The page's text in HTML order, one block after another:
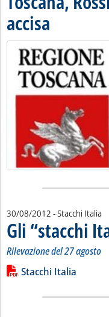
accisa . Pubblicata
30/08/2012 - Stacchi Italia
Gli “stacchi
Rilevazione del 27 agosto
Leggi tutta la notizia:
Lista allegati PDF
Stacchi Italia